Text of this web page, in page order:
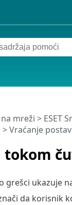
tokom
na mreži > ESET
> Vraćanje
grešci ukazuje
da korisnik